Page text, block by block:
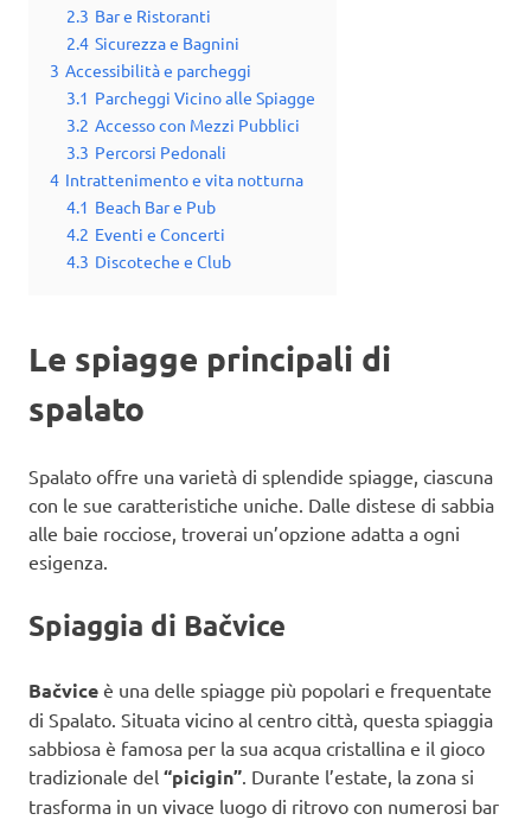
2.3 Bar e Ristoranti
2.4 Sicurezza e Bagnini
3 Accessibilità e parcheggi
3.1 Parcheggi Vicino alle Spiagge
3.2 Accesso con Mezzi Pubblici
3.3 Percorsi Pedonali
4 Intrattenimento e vita notturna
4.1 Beach Bar e Pub
4.2 Eventi e Concerti
4.3 Discoteche e Club
Le spiagge principali di
spalato
Spalato offre una varietà di splendide spiagge, ciascuna
con le sue caratteristiche uniche. Dalle distese di sabbia
alle baie rocciose, troverai un’opzione adatta a ogni
esigenza.
Spiaggia di Bačvice
Bačvice è una delle spiagge più popolari e frequentate
di Spalato. Situata vicino al centro città, questa spiaggia
sabbiosa è famosa per la sua acqua cristallina e il gioco
tradizionale del “picigin” . Durante l’estate, la zona si
trasforma in un vivace luogo di ritrovo con numerosi bar